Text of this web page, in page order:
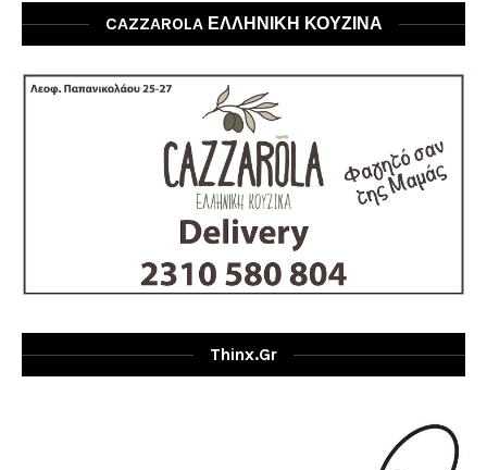
CAZZAROLA ΕΛΛΗΝΙΚΗ ΚΟΥΖΙΝΑ
Thinx.gr